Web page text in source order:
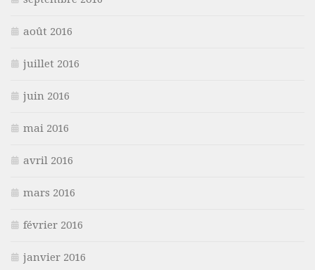
août 2016
juillet 2016
juin 2016
mai 2016
avril 2016
mars 2016
février 2016
janvier 2016